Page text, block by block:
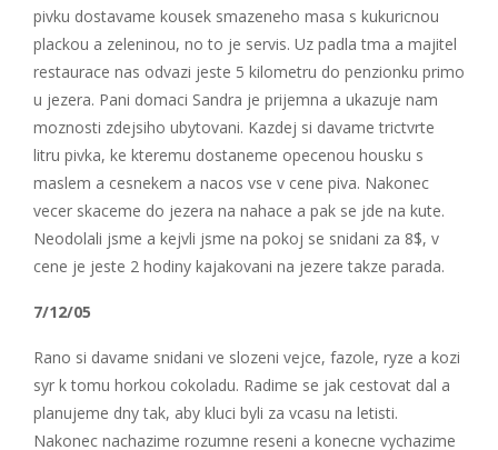
pivku dostavame kousek smazeneho masa s kukuricnou
plackou a zeleninou, no to je servis. Uz padla tma a majitel
restaurace nas odvazi jeste 5 kilometru do penzionku primo
u jezera. Pani domaci Sandra je prijemna a ukazuje nam
moznosti zdejsiho ubytovani. Kazdej si davame trictvrte
litru pivka, ke kteremu dostaneme opecenou housku s
maslem a cesnekem a nacos vse v cene piva. Nakonec
vecer skaceme do jezera na nahace a pak se jde na kute.
Neodolali jsme a kejvli jsme na pokoj se snidani za 8$, v
cene je jeste 2 hodiny kajakovani na jezere takze parada.
7/12/05
Rano si davame snidani ve slozeni vejce, fazole, ryze a kozi
syr k tomu horkou cokoladu. Radime se jak cestovat dal a
planujeme dny tak, aby kluci byli za vcasu na letisti.
Nakonec nachazime rozumne reseni a konecne vychazime